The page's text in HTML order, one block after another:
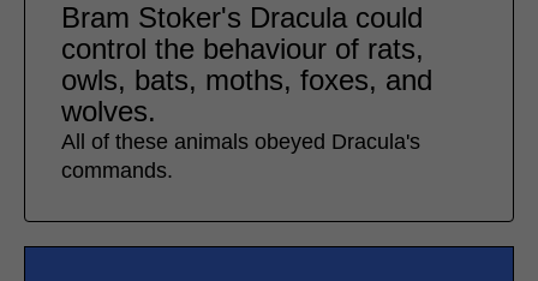
Bram Stoker's Dracula could
control the behaviour of rats,
owls, bats, moths, foxes, and
wolves.
All of these animals obeyed Dracula's
commands.